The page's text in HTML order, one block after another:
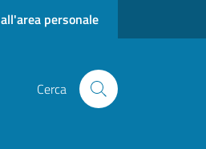
personale
Cerca